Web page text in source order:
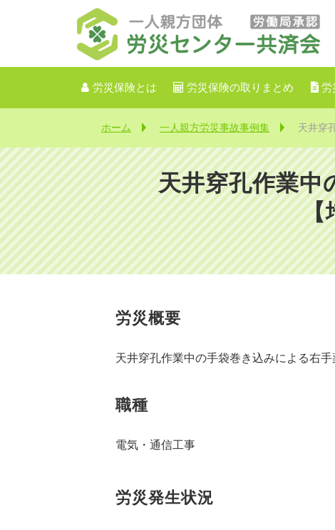
労災保険とは 労災保険の取りまとめ 労
ホーム 一人親方労災事故事例集 天井穿
天井穿孔作業中
【
労災概要
天井穿孔作業中の手袋巻き込みによる右
職種
電気・通信工事
労災発生状況